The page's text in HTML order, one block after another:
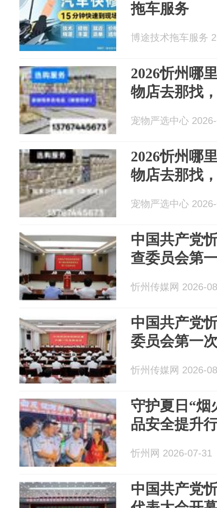
拖车服务
博途技术拖车服务
2026忻州哪
物店去那找
宠物严选中心
2026忻州哪
物店去那找
宠物严选中心
中国共产党
查委员会第
忻州传媒网 2026-
中国共产党
委员会第一
忻州传媒网 2026-
守护夏日“烟
品安全提升
忻州网 2026-07-31
中国共产党